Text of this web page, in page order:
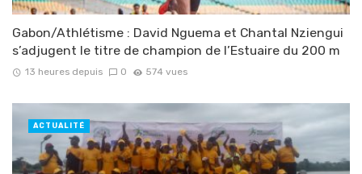
Gabon/Athlétisme : David Nguema et Chantal Nziengui
s’adjugent le titre de champion de l’Estuaire du 200 m
13 heures depuis 0 574 vues
ACTUALITÉ